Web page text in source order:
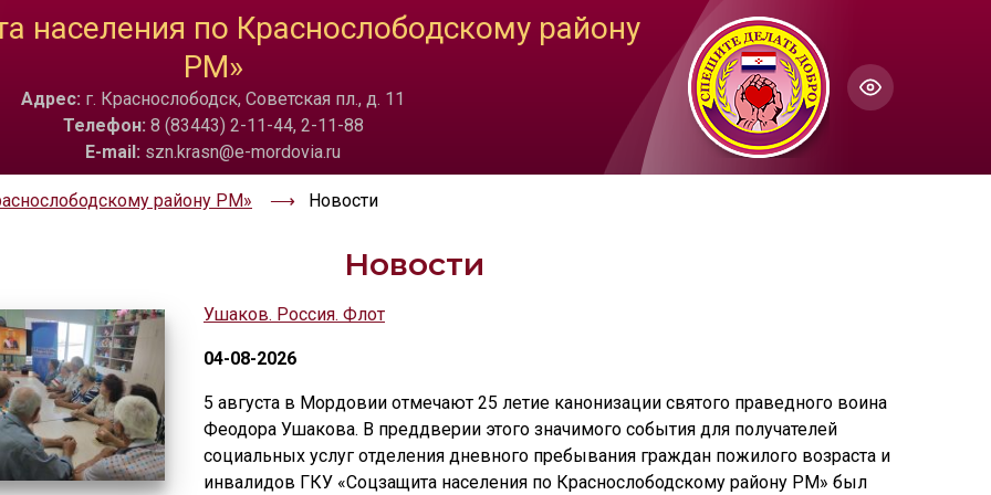
ИЗОБРАЖЕНИЯ
Скрыть
ГОЛОС
Настройки по умолчанию
населения по Краснослободскому району
РМ»
Адрес: г. Краснослободск, Советская пл., д. 11
Телефон: 8 (83443) 2-11-44, 2-11-88
E-mail: szn.krasn@e-mordovia.ru
району РМ» Новости
Новости
Ушаков. Россия. Флот
04-08-2026
5 августа в Мордовии отмечают 25 летие канонизации святого праведного воина
Феодора Ушакова. В преддверии этого значимого события для получателей
социальных услуг отделения дневного пребывания граждан пожилого возраста и
инвалидов ГКУ «Соцзащита населения по Краснослободскому району РМ» был